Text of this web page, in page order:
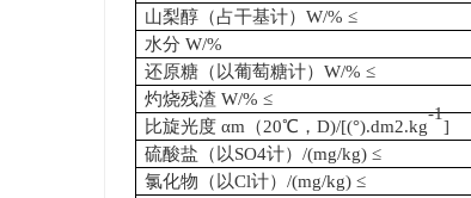
山梨醇（占干基计）W/% ≤
水分 W/%
还原糖（以葡萄糖计）W/% ≤
灼烧残渣 W/% ≤
比旋光度 αm（20℃，D)/[(°).dm2.kg
-1
]
硫酸盐（以SO4计）/(mg/kg) ≤
氯化物（以Cl计）/(mg/kg) ≤